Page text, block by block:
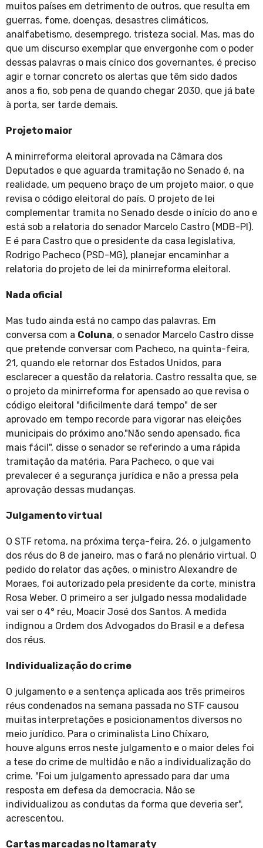
muitos países em detrimento de outros, que resulta em
guerras, fome, doenças, desastres climáticos,
analfabetismo, desemprego, tristeza social. Mas, mas do
que um discurso exemplar que envergonhe com o poder
dessas palavras o mais cínico dos governantes, é preciso
agir e tornar concreto os alertas que têm sido dados
anos a fio, sob pena de quando chegar 2030, que já bate
à porta, ser tarde demais.
Projeto maior
A minirreforma eleitoral aprovada na Câmara dos
Deputados e que aguarda tramitação no Senado é, na
realidade, um pequeno braço de um projeto maior, o que
revisa o código eleitoral do país. O projeto de lei
complementar tramita no Senado desde o início do ano e
está sob a relatoria do senador Marcelo Castro (MDB-PI).
E é para Castro que o presidente da casa legislativa,
Rodrigo Pacheco (PSD-MG), planejar encaminhar a
relatoria do projeto de lei da minirreforma eleitoral.
Nada oficial
Mas tudo ainda está no campo das palavras. Em
conversa com a Coluna, o senador Marcelo Castro disse
que pretende conversar com Pacheco, na quinta-feira,
21, quando ele retornar dos Estados Unidos, para
esclarecer a questão da relatoria. Castro ressalta que, se
o projeto da minirreforma for apensado ao que revisa o
código eleitoral "dificilmente dará tempo" de ser
aprovado em tempo recorde para vigorar nas eleições
municipais do próximo ano."Não sendo apensado, fica
mais fácil", disse o senador se referindo a uma rápida
tramitação da matéria. Para Pacheco, o que vai
prevalecer é a segurança jurídica e não a pressa pela
aprovação dessas mudanças.
Julgamento virtual
O STF retoma, na próxima terça-feira, 26, o julgamento
dos réus do 8 de janeiro, mas o fará no plenário virtual. O
pedido do relator das ações, o ministro Alexandre de
Moraes, foi autorizado pela presidente da corte, ministra
Rosa Weber. O primeiro a ser julgado nessa modalidade
vai ser o 4° réu, Moacir José dos Santos. A medida
indignou a Ordem dos Advogados do Brasil e a defesa
dos réus.
Individualização do crime
O julgamento e a sentença aplicada aos três primeiros
réus condenados na semana passada no STF causou
muitas interpretações e posicionamentos diversos no
meio jurídico. Para o criminalista Lino Chíxaro,
houve alguns erros neste julgamento e o maior deles foi
a tese do crime de multidão e não a individualização do
crime. "Foi um julgamento apressado para dar uma
resposta em defesa da democracia. Não se
individualizou as condutas da forma que deveria ser",
acrescentou.
Cartas marcadas no Itamaraty